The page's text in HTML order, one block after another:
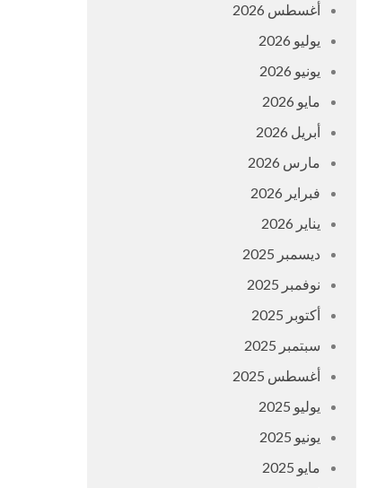
أغسطس 2026
يوليو 2026
يونيو 2026
مايو 2026
أبريل 2026
مارس 2026
فبراير 2026
يناير 2026
ديسمبر 2025
نوفمبر 2025
أكتوبر 2025
سبتمبر 2025
أغسطس 2025
يوليو 2025
يونيو 2025
مايو 2025